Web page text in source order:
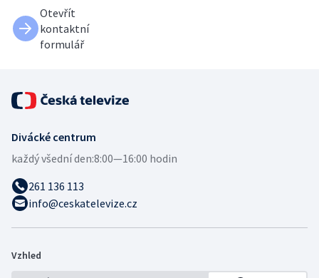
Otevřít
kontaktní
formulář
Divácké centrum
každý všední den:8:00—16:00 hodin
261 136 113
info@ceskatelevize.cz
Vzhled